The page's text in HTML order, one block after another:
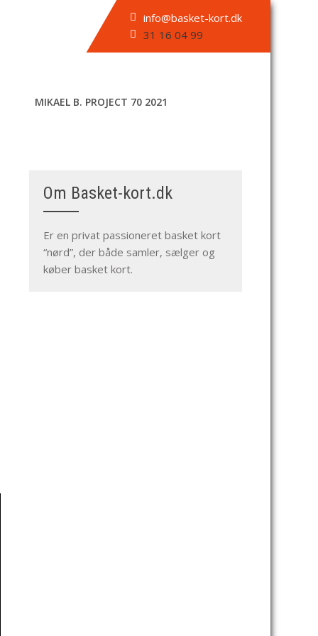
info@basket-kort.dk
31 16 04 99
MIKAEL B. PROJECT 70 2021
Om Basket-kort.dk
Er en privat passioneret basket kort
“nørd”, der både samler, sælger og
køber basket kort.